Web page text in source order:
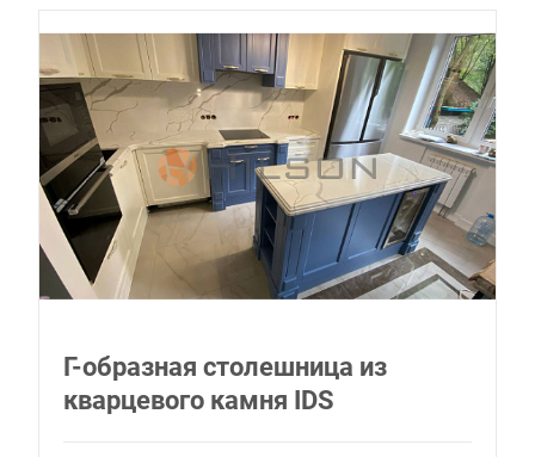
Г-образная столешница из
кварцевого камня IDS